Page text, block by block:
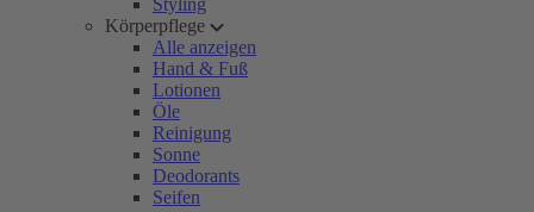
Styling
Körperpflege
Alle anzeigen
Hand & Fuß
Lotionen
Öle
Reinigung
Sonne
Deodorants
Seifen